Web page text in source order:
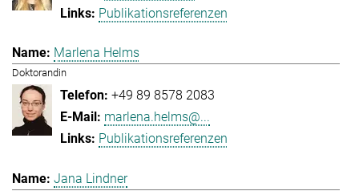
Publikationsreferenzen
Marlena Helms
Doktorandin
+49 89 8578 2083
marlena.helms@...
Publikationsreferenzen
Jana Lindner